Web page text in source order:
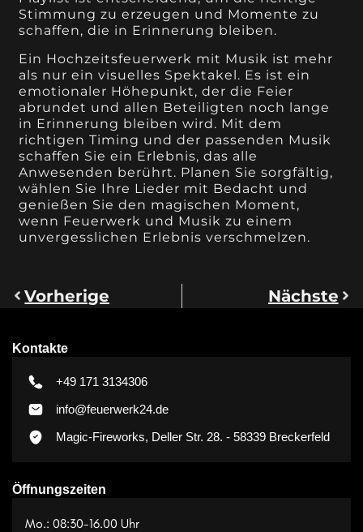
Stimmung zu erzeugen und Momente zu
schaffen, die in Erinnerung bleiben.
Ein Hochzeitsfeuerwerk mit Musik ist mehr
als nur ein visuelles Spektakel. Es ist ein
emotionaler Höhepunkt, der die Feier
abrundet und allen Beteiligten noch lange
in Erinnerung bleiben wird. Mit dem
richtigen Timing und der passenden Musik
schaffen Sie ein Erlebnis, das alle
Anwesenden berührt. Planen Sie sorgfältig,
wählen Sie Ihre Lieder mit Bedacht und
genießen Sie den magischen Moment,
wenn Feuerwerk und Musik zu einem
unvergesslichen Erlebnis verschmelzen.
Vorherige Nächste
Kontakte
+49 171 3134306
info@feuerwerk24.de
Magic-Fireworks, Deller Str. 28. - 58339 Breckerfeld
Öffnungszeiten
Mo.: 08:30-16.00 Uhr